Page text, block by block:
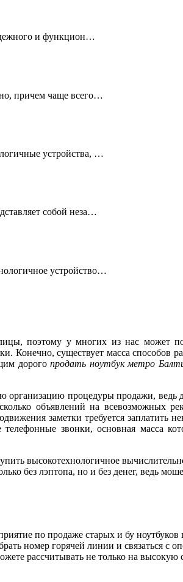
и функцион…
причем чаще всего…
устройства, …
собой неза…
устройство…
поэтому у многих из нас может
Конечно, существует масса способов
дорогопродать ноутбук метро
организацию процедуры продажи, ведь
объявлений на всевозможных
заметки требуется заплатить
звонки, основная масса
высокотехнологичное
без лэптопа, но и без денег, ведь
по продаже старых и бу
номер горячей линии и связаться с
рассчитывать не только на высокую